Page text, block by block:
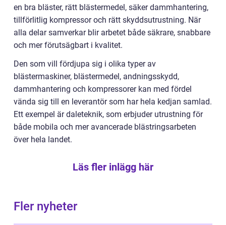
en bra bläster, rätt blästermedel, säker dammhantering,
tillförlitlig kompressor och rätt skyddsutrustning. När
alla delar samverkar blir arbetet både säkrare, snabbare
och mer förutsägbart i kvalitet.
Den som vill fördjupa sig i olika typer av
blästermaskiner, blästermedel, andningsskydd,
dammhantering och kompressorer kan med fördel
vända sig till en leverantör som har hela kedjan samlad.
Ett exempel är daleteknik, som erbjuder utrustning för
både mobila och mer avancerade blästringsarbeten
över hela landet.
Läs fler inlägg här
Fler nyheter